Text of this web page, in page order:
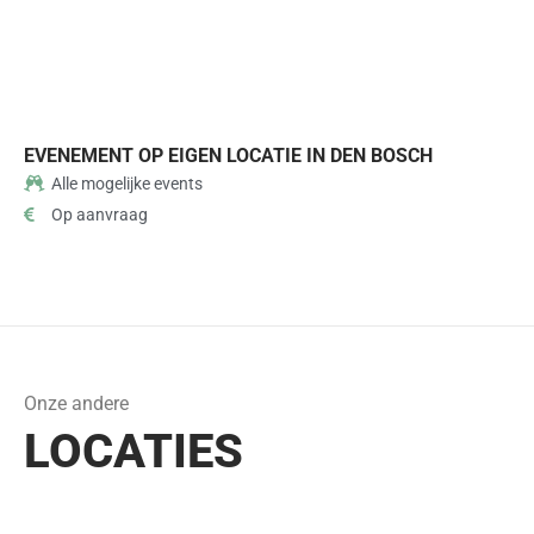
EVENEMENT OP EIGEN LOCATIE IN DEN BOSCH
Alle mogelijke events
Op aanvraag
Onze andere
LOCATIES